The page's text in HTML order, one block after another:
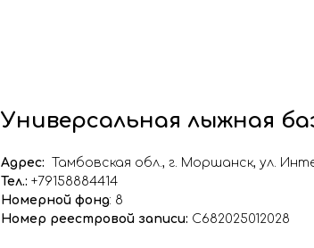
Универсальная лыжная
Адрес:
Тамбовская обл., г. Моршанск, ул.
Тел.: +79158884414
Номерной фонд: 8
Номер реестровой записи: С682025012028